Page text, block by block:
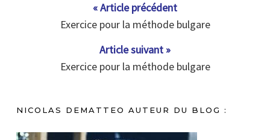
« Article précédent
Exercice pour la méthode bulgare
Article suivant »
Exercice pour la méthode bulgare
NICOLAS DEMATTEO AUTEUR DU BLOG :